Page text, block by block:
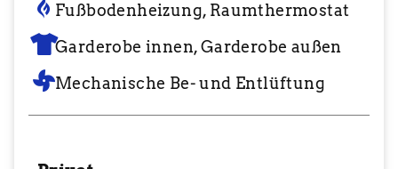
Fußbodenheizung, Raumthermostat
Garderobe innen, Garderobe außen
Mechanische Be- und Entlüftung